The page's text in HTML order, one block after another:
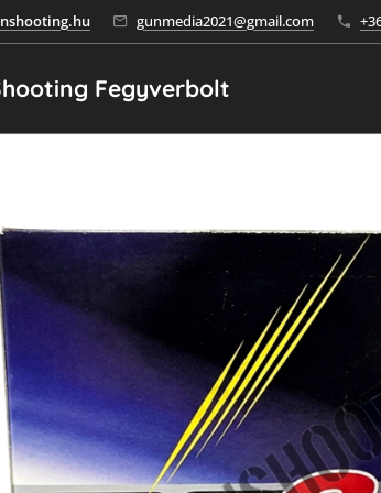
gunmedia2021@gmail.com
Fegyverbolt